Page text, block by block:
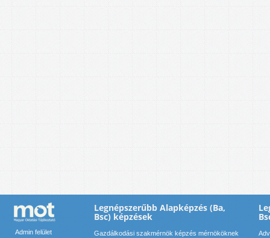
Admin felület
Legnépszerűbb Alapképzés (Ba,
Bsc) képzések
Gazdálkodási szakmérnök képzés mérnököknek